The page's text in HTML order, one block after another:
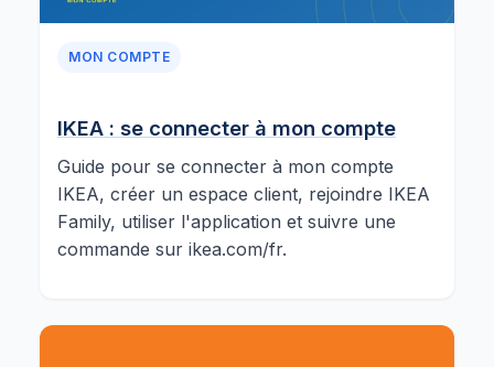
MON COMPTE
IKEA : se connecter à mon compte
Guide pour se connecter à mon compte
IKEA, créer un espace client, rejoindre IKEA
Family, utiliser l'application et suivre une
commande sur ikea.com/fr.